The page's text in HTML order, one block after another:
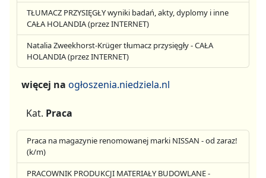
TŁUMACZ PRZYSIĘGŁY wyniki badań, akty, dyplomy i inne
CAŁA HOLANDIA (przez INTERNET)
Natalia Zweekhorst-Krüger tłumacz przysięgły - CAŁA
HOLANDIA (przez INTERNET)
więcej na ogłoszenia.niedziela.nl
Kat. Praca
Praca na magazynie renomowanej marki NISSAN - od zaraz!
(k/m)
PRACOWNIK PRODUKCJI MATERIAŁY BUDOWLANE -